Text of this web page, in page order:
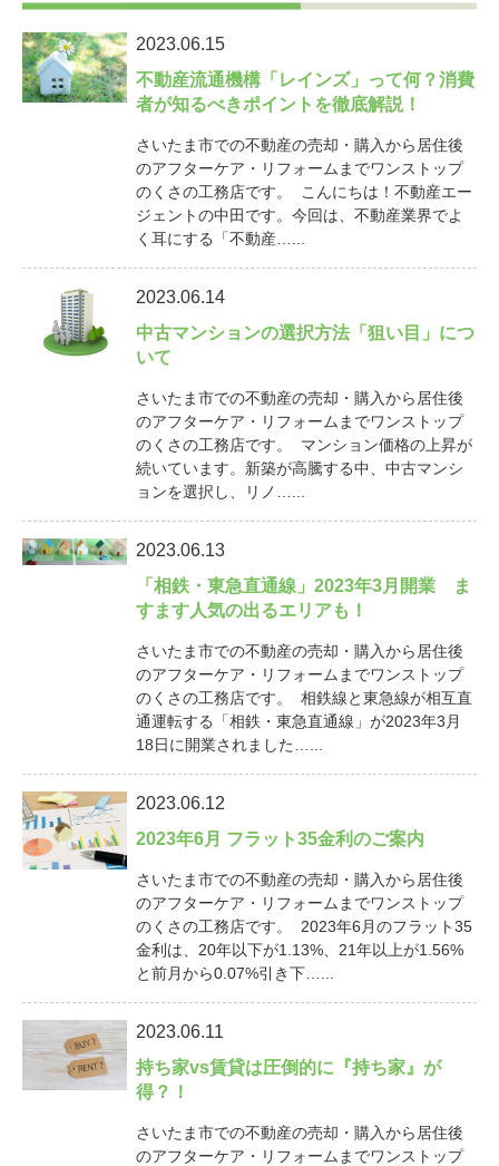
2023.06.15
不動産流通機構「レインズ」って何？消費
者が知るべきポイントを徹底解説！
さいたま市での不動産の売却・購入から居住後
のアフターケア・リフォームまでワンストップ
のくさの工務店です。 こんにちは！不動産エー
ジェントの中田です。今回は、不動産業界でよ
く耳にする「不動産…...
2023.06.14
中古マンションの選択方法「狙い目」につ
いて
さいたま市での不動産の売却・購入から居住後
のアフターケア・リフォームまでワンストップ
のくさの工務店です。 マンション価格の上昇が
続いています。新築が高騰する中、中古マンシ
ョンを選択し、リノ…...
2023.06.13
「相鉄・東急直通線」2023年3月開業 ま
すます人気の出るエリアも！
さいたま市での不動産の売却・購入から居住後
のアフターケア・リフォームまでワンストップ
のくさの工務店です。 相鉄線と東急線が相互直
通運転する「相鉄・東急直通線」が2023年3月
18日に開業されました…...
2023.06.12
2023年6月 フラット35金利のご案内
さいたま市での不動産の売却・購入から居住後
のアフターケア・リフォームまでワンストップ
のくさの工務店です。 2023年6月のフラット35
金利は、20年以下が1.13%、21年以上が1.56%
と前月から0.07%引き下…...
2023.06.11
持ち家vs賃貸は圧倒的に『持ち家』が
得？！
さいたま市での不動産の売却・購入から居住後
のアフターケア・リフォームまでワンストップ